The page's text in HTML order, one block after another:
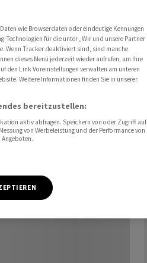
wie Browserdaten oder eindeutige Kennungen
Technologien für die unter „Wir und unsere Partner
Wenn Tracker deaktiviert sind, sind manche
dieses Menü jederzeit wieder aufrufen, um Ihre
den Link Voreinstellungen verwalten am unteren
Weitere Informationen finden Sie in unserer
bereitzustellen:
aktiv abfragen. Speichern von oder Zugriff auf
von Werbeleistung und der Performance von